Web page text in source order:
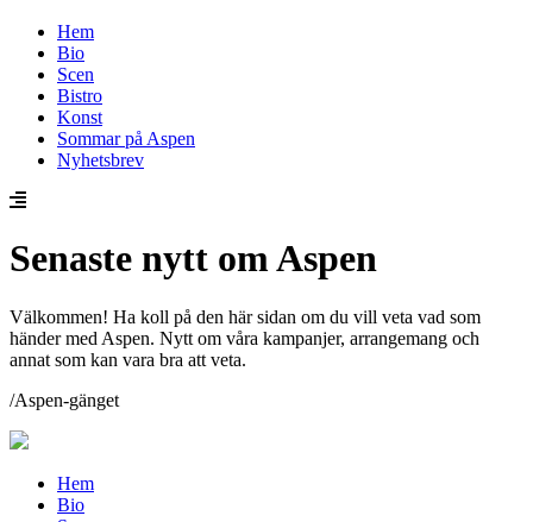
Hem
Bio
Scen
Bistro
Konst
Sommar på Aspen
Nyhetsbrev
Senaste nytt om Aspen
Välkommen! Ha koll på den här sidan om du vill veta vad som
händer med Aspen. Nytt om våra kampanjer, arrangemang och
annat som kan vara bra att veta.
/Aspen-gänget
Hem
Bio